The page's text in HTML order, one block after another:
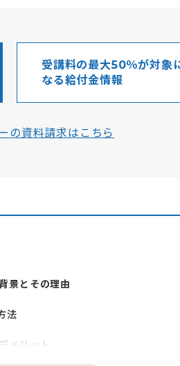
受講料の最大50％が対象
なる給付金情報
の資料請求はこちら
景とその理由
法
メリット